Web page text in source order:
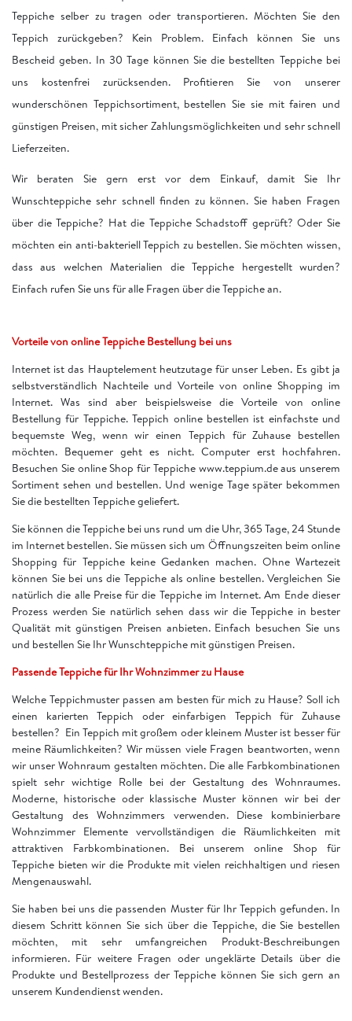
Teppiche selber zu tragen oder transportieren. Möchten Sie den
Teppich zurückgeben? Kein Problem. Einfach können Sie uns
Bescheid geben. In 30 Tage können Sie die bestellten Teppiche bei
uns kostenfrei zurücksenden. Profitieren Sie von unserer
wunderschönen Teppichsortiment, bestellen Sie sie mit fairen und
günstigen Preisen, mit sicher Zahlungsmöglichkeiten und sehr schnell
Lieferzeiten.
Wir beraten Sie gern erst vor dem Einkauf, damit Sie Ihr
Wunschteppiche sehr schnell finden zu können. Sie haben Fragen
über die Teppiche? Hat die Teppiche Schadstoff geprüft? Oder Sie
möchten ein anti-bakteriell Teppich zu bestellen. Sie möchten wissen,
dass aus welchen Materialien die Teppiche hergestellt wurden?
Einfach rufen Sie uns für alle Fragen über die Teppiche an.
Vorteile von online Teppiche Bestellung bei uns
Internet ist das Hauptelement heutzutage für unser Leben. Es gibt ja
selbstverständlich Nachteile und Vorteile von online Shopping im
Internet. Was sind aber beispielsweise die Vorteile von online
Bestellung für Teppiche. Teppich online bestellen ist einfachste und
bequemste Weg, wenn wir einen Teppich für Zuhause bestellen
möchten. Bequemer geht es nicht. Computer erst hochfahren.
Besuchen Sie online Shop für Teppiche www.teppium.de aus unserem
Sortiment sehen und bestellen. Und wenige Tage später bekommen
Sie die bestellten Teppiche geliefert.
Sie können die Teppiche bei uns rund um die Uhr, 365 Tage, 24 Stunde
im Internet bestellen. Sie müssen sich um Öffnungszeiten beim online
Shopping für Teppiche keine Gedanken machen. Ohne Wartezeit
können Sie bei uns die Teppiche als online bestellen. Vergleichen Sie
natürlich die alle Preise für die Teppiche im Internet. Am Ende dieser
Prozess werden Sie natürlich sehen dass wir die Teppiche in bester
Qualität mit günstigen Preisen anbieten. Einfach besuchen Sie uns
und bestellen Sie Ihr Wunschteppiche mit günstigen Preisen.
Passende Teppiche für Ihr Wohnzimmer zu Hause
Welche Teppichmuster passen am besten für mich zu Hause? Soll ich
einen karierten Teppich oder einfarbigen Teppich für Zuhause
bestellen? Ein Teppich mit großem oder kleinem Muster ist besser für
meine Räumlichkeiten? Wir müssen viele Fragen beantworten, wenn
wir unser Wohnraum gestalten möchten. Die alle Farbkombinationen
spielt sehr wichtige Rolle bei der Gestaltung des Wohnraumes.
Moderne, historische oder klassische Muster können wir bei der
Gestaltung des Wohnzimmers verwenden. Diese kombinierbare
Wohnzimmer Elemente vervollständigen die Räumlichkeiten mit
attraktiven Farbkombinationen. Bei unserem online Shop für
Teppiche bieten wir die Produkte mit vielen reichhaltigen und riesen
Mengenauswahl.
Sie haben bei uns die passenden Muster für Ihr Teppich gefunden. In
diesem Schritt können Sie sich über die Teppiche, die Sie bestellen
möchten, mit sehr umfangreichen Produkt-Beschreibungen
informieren. Für weitere Fragen oder ungeklärte Details über die
Produkte und Bestellprozess der Teppiche können Sie sich gern an
unserem Kundendienst wenden.